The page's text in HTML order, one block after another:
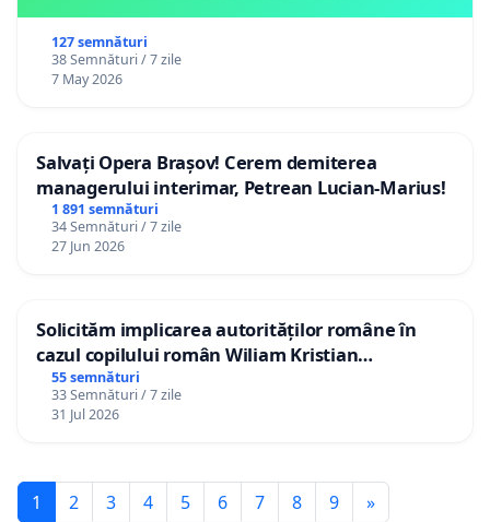
127 semnături
38 Semnături / 7 zile
7 May 2026
Salvați Opera Brașov! Cerem demiterea
managerului interimar, Petrean Lucian-Marius!
1 891 semnături
34 Semnături / 7 zile
27 Jun 2026
Solicităm implicarea autorităților române în
cazul copilului român Wiliam Kristian
Gheorghe, aflat în plasament în Danemarca de
12 ani
55 semnături
33 Semnături / 7 zile
31 Jul 2026
1 2 3 4 5 6 7 8 9 »